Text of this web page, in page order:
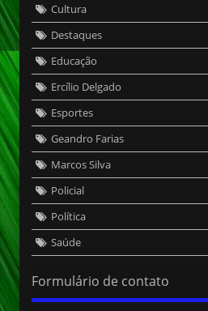
Cultura
Destaques
Educação
Ercílio Delgado
Esportes
Geandro Farias
Marcos Silva
Policial
Política
Saúde
Formulário de contato